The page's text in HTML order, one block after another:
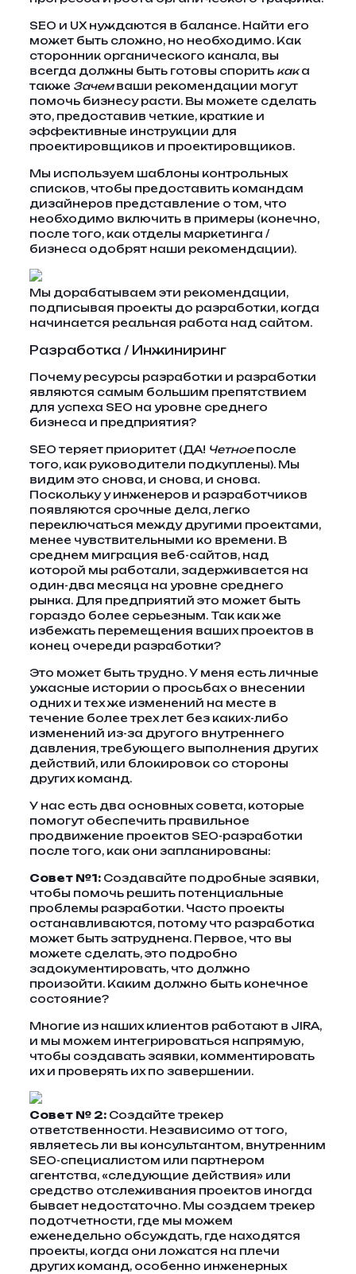
SEO и UX нуждаются в балансе. Найти его
может быть сложно, но необходимо. Как
сторонник органического канала, вы
всегда должны быть готовы спорить кака
также Зачемваши рекомендации могут
помочь бизнесу расти. Вы можете сделать
это, предоставив четкие, краткие и
эффективные инструкции для
проектировщиков и проектировщиков.
Мы используем шаблоны контрольных
списков, чтобы предоставить командам
дизайнеров представление о том, что
необходимо включить в примеры (конечно,
после того, как отделы маркетинга /
бизнеса одобрят наши рекомендации).
Мы дорабатываем эти рекомендации,
подписывая проекты до разработки, когда
начинается реальная работа над сайтом.
Разработка / Инжиниринг
Почему ресурсы разработки и разработки
являются самым большим препятствием
для успеха SEO на уровне среднего
бизнеса и предприятия?
SEO теряет приоритет (ДА! Четноепосле
того, как руководители подкуплены). Мы
видим это снова, и снова, и снова.
Поскольку у инженеров и разработчиков
появляются срочные дела, легко
переключаться между другими проектами,
менее чувствительными ко времени. В
среднем миграция веб-сайтов, над
которой мы работали, задерживается на
один-два месяца на уровне среднего
рынка. Для предприятий это может быть
гораздо более серьезным. Так как же
избежать перемещения ваших проектов в
конец очереди разработки?
Это может быть трудно. У меня есть личные
ужасные истории о просьбах о внесении
одних и тех же изменений на месте в
течение более трех лет без каких-либо
изменений из-за другого внутреннего
давления, требующего выполнения других
действий, или блокировок со стороны
других команд.
У нас есть два основных совета, которые
помогут обеспечить правильное
продвижение проектов SEO-разработки
после того, как они запланированы:
Совет №1:Создавайте подробные заявки,
чтобы помочь решить потенциальные
проблемы разработки. Часто проекты
останавливаются, потому что разработка
может быть затруднена. Первое, что вы
можете сделать, это подробно
задокументировать, что должно
произойти. Каким должно быть конечное
состояние?
Многие из наших клиентов работают в JIRA,
и мы можем интегрироваться напрямую,
чтобы создавать заявки, комментировать
их и проверять их по завершении.
Совет № 2: Создайте трекер
ответственности. Независимо от того,
являетесь ли вы консультантом, внутренним
SEO-специалистом или партнером
агентства, «следующие действия» или
средство отслеживания проектов иногда
бывает недостаточно. Мы создаем трекер
подотчетности, где мы можем
еженедельно обсуждать, где находятся
проекты, когда они ложатся на плечи
других команд, особенно инженерных